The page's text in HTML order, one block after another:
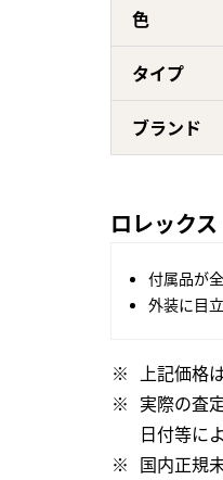
色
タイプ
ブランド
ロレック
付属品が
外装に目
上記価格
実際の査
日付等に
国内正規